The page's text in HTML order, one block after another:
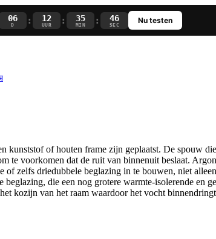
06
D : 12
UUR : 35
MIN : 46
SEC Nu testen
of houten frame zijn geplaatst. De spouw
te voorkomen dat de ruit van binnenuit beslaat.
of zelfs driedubbele beglazing in te bouwen, niet
die een nog grotere warmte-isolerende en
kozijn van het raam waardoor het vocht